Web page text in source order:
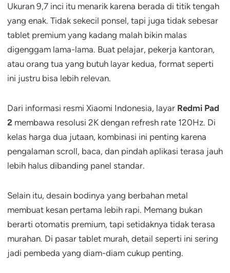
Ukuran 9,7 inci itu menarik karena berada di titik tengah
yang enak. Tidak sekecil ponsel, tapi juga tidak sebesar
tablet premium yang kadang malah bikin malas
digenggam lama-lama. Buat pelajar, pekerja kantoran,
atau orang tua yang butuh layar kedua, format seperti
ini justru bisa lebih relevan.
Dari informasi resmi Xiaomi Indonesia, layar Redmi Pad
2 membawa resolusi 2K dengan refresh rate 120Hz. Di
kelas harga dua jutaan, kombinasi ini penting karena
pengalaman scroll, baca, dan pindah aplikasi terasa jauh
lebih halus dibanding panel standar.
Selain itu, desain bodinya yang berbahan metal
membuat kesan pertama lebih rapi. Memang bukan
berarti otomatis premium, tapi setidaknya tidak terasa
murahan. Di pasar tablet murah, detail seperti ini sering
jadi pembeda yang diam-diam cukup penting.